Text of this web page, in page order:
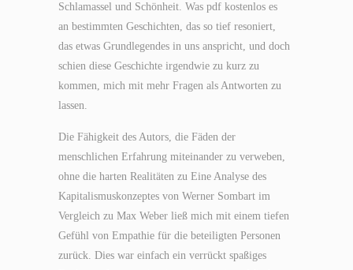
Schlamassel und Schönheit. Was pdf kostenlos es
an bestimmten Geschichten, das so tief resoniert,
das etwas Grundlegendes in uns anspricht, und doch
schien diese Geschichte irgendwie zu kurz zu
kommen, mich mit mehr Fragen als Antworten zu
lassen.
Die Fähigkeit des Autors, die Fäden der
menschlichen Erfahrung miteinander zu verweben,
ohne die harten Realitäten zu Eine Analyse des
Kapitalismuskonzeptes von Werner Sombart im
Vergleich zu Max Weber ließ mich mit einem tiefen
Gefühl von Empathie für die beteiligten Personen
zurück. Dies war einfach ein verrückt spaßiges